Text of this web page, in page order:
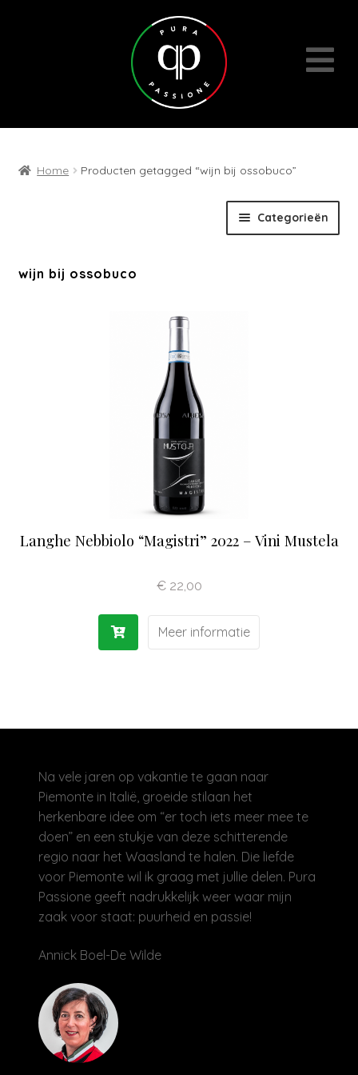
Home Producten getagged “wijn bij ossobuco”
Categorieën
Wijnen
Wijn- en geschenkpakketten
wijn bij ossobuco
Langhe Nebbiolo “Magistri” 2022 – Vini Mustela
€22,00
Meer informatie
Na vele jaren op vakantie te gaan naar
Piemonte in Italië, groeide stilaan het
herkenbare idee om “er toch iets meer mee te
doen” en een stukje van deze schitterende
regio naar het Waasland te halen. Die liefde
voor Piemonte wil ik graag met jullie delen. Pura
Passione geeft nadrukkelijk weer waar mijn
zaak voor staat: puurheid en passie!
Annick Boel-De Wilde